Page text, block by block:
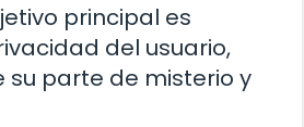
principal es
del usuario,
su parte de misterio y